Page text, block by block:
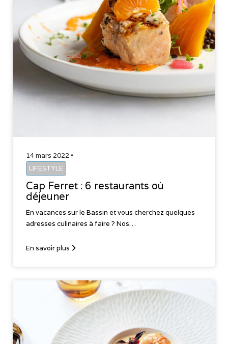
14 mars 2022 •
LIFESTYLE
Cap Ferret : 6 restaurants où
déjeuner
En vacances sur le Bassin et vous cherchez quelques
adresses culinaires à faire ? Nos…
En savoir plus